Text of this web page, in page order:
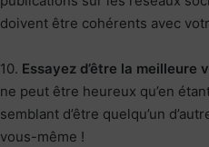
doivent être cohérents avec
10. Essayez d’être la meilleure
ne peut être heureux qu’en
semblant d’être quelqu’un
vous-même !